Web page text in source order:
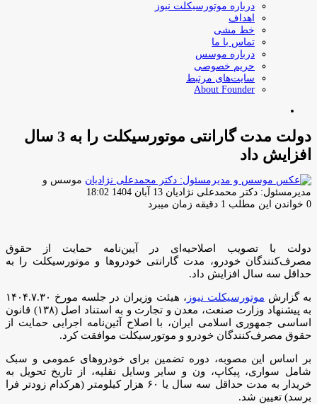
درباره موتورسیکلت نیوز
اهداف
خط مشی
تماس با ما
درباره موسس
حریم خصوصی
سایت‌های مرتبط
About Founder
دولت مدت گارانتی موتورسیکلت را به 3 سال
افزایش داد
موسس و
مدیرمسئول: دکتر محمدعلی نژادیان ارسال
ایمیل
13 آبان 1404 18:02
0 خواندن این مطلب 1 دقیقه زمان میبرد
دولت با تصویب اصلاحیه‌ای در آیین‌نامه حمایت از حقوق
مصرف‌کنندگان خودرو، مدت گارانتی خودروها و موتورسیکلت را به
حداقل سه سال افزایش داد.
به گزارش موتورسیکلت نیوز
، هیئت وزیران در جلسه مورخ ۱۴۰۴.۷.۳۰
به پیشنهاد وزارت صنعت، معدن و تجارت و به استناد اصل (۱۳۸) قانون
اساسی جمهوری اسلامی ایران، با اصلاح آئین‌نامه اجرایی حمایت از
حقوق مصرف‌کنندگان خودرو و موتورسیکلت موافقت کرد.
بر اساس این مصوبه، دوره تضمین برای خودروهای عمومی و سبک
شامل سواری، پیکاپ، ون و سایر وسایل نقلیه، از تاریخ تحویل به
خریدار به مدت حداقل سه سال یا ۶۰ هزار کیلومتر (هرکدام زودتر فرا
برسد) تعیین شد.